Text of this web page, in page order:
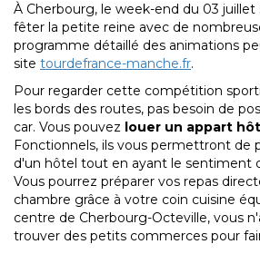
À Cherbourg, le week-end du 03 juillet
fêter la petite reine avec de
programme détaillé des animations
site tourdefrance-manche.fr.
Pour regarder cette compétition
les bords des routes, pas besoin de
car. Vous pouvez louer un appart
Fonctionnels, ils vous permettront de
d'un hôtel tout en ayant le sentiment
Vous pourrez préparer vos repas
chambre grâce à votre coin cuisine
centre de Cherbourg-Octeville, vous
trouver des petits commerces pour